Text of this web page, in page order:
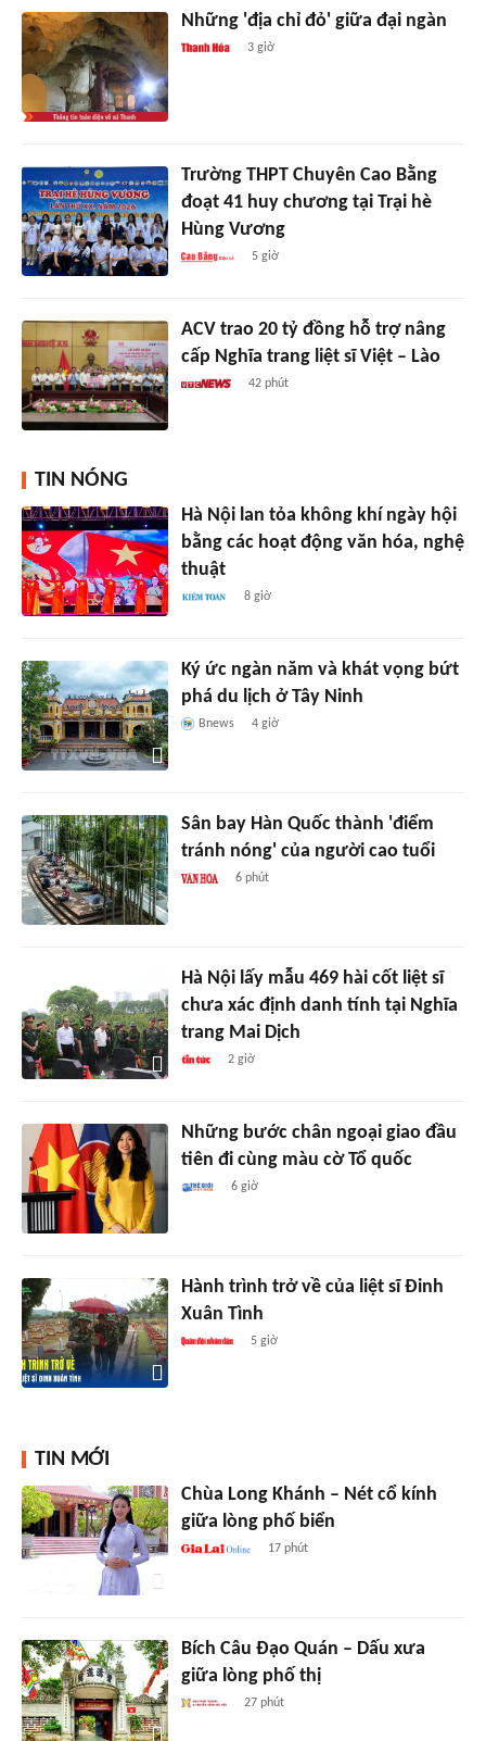
Những 'địa chỉ đỏ' giữa đại ngàn
3 giờ
Trường THPT Chuyên Cao Bằng
đoạt 41 huy chương tại Trại hè
Hùng Vương
5 giờ
ACV trao 20 tỷ đồng hỗ trợ nâng
cấp Nghĩa trang liệt sĩ Việt – Lào
42 phút
TIN NÓNG
Hà Nội lan tỏa không khí ngày hội
bằng các hoạt động văn hóa, nghệ
thuật
8 giờ
Ký ức ngàn năm và khát vọng bứt
phá du lịch ở Tây Ninh
Bnews 4 giờ
Sân bay Hàn Quốc thành 'điểm
tránh nóng' của người cao tuổi
6 phút
Hà Nội lấy mẫu 469 hài cốt liệt sĩ
chưa xác định danh tính tại Nghĩa
trang Mai Dịch
2 giờ
Những bước chân ngoại giao đầu
tiên đi cùng màu cờ Tổ quốc
6 giờ
Hành trình trở về của liệt sĩ Đinh
Xuân Tình
5 giờ
TIN MỚI
Chùa Long Khánh – Nét cổ kính
giữa lòng phố biển
17 phút
Bích Câu Đạo Quán – Dấu xưa
giữa lòng phố thị
27 phút